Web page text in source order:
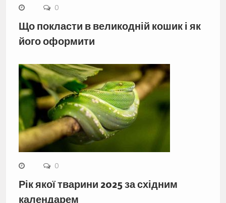
0
Що покласти в великодній кошик і як
його оформити
0
Рік якої тварини 2025 за східним
календарем